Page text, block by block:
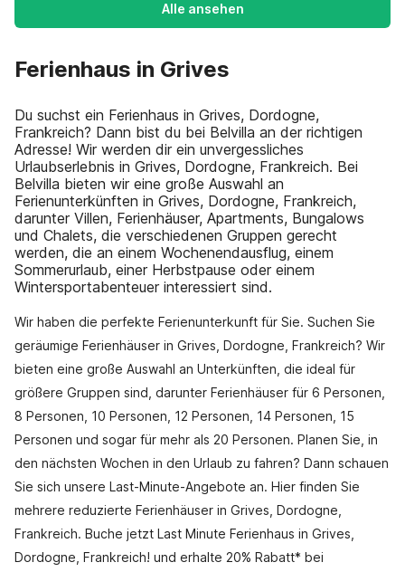
Alle ansehen
Ferienhaus in Grives
Du suchst ein Ferienhaus in Grives, Dordogne,
Frankreich? Dann bist du bei Belvilla an der richtigen
Adresse! Wir werden dir ein unvergessliches
Urlaubserlebnis in Grives, Dordogne, Frankreich. Bei
Belvilla bieten wir eine große Auswahl an
Ferienunterkünften in Grives, Dordogne, Frankreich,
darunter Villen, Ferienhäuser, Apartments, Bungalows
und Chalets, die verschiedenen Gruppen gerecht
werden, die an einem Wochenendausflug, einem
Sommerurlaub, einer Herbstpause oder einem
Wintersportabenteuer interessiert sind.
Wir haben die perfekte Ferienunterkunft für Sie. Suchen Sie
geräumige Ferienhäuser in Grives, Dordogne, Frankreich? Wir
bieten eine große Auswahl an Unterkünften, die ideal für
größere Gruppen sind, darunter Ferienhäuser für 6 Personen,
8 Personen, 10 Personen, 12 Personen, 14 Personen, 15
Personen und sogar für mehr als 20 Personen. Planen Sie, in
den nächsten Wochen in den Urlaub zu fahren? Dann schauen
Sie sich unsere Last-Minute-Angebote an. Hier finden Sie
mehrere reduzierte Ferienhäuser in Grives, Dordogne,
Frankreich. Buche jetzt Last Minute Ferienhaus in Grives,
Dordogne, Frankreich! und erhalte 20% Rabatt* bei